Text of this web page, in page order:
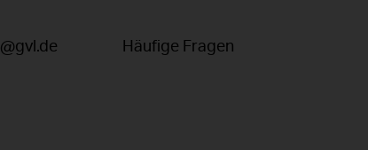
Häufige Fragen